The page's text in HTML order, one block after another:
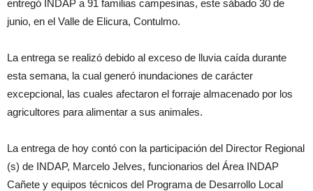
entregó INDAP a 91 familias campesinas, este sábado 30 de
junio, en el Valle de Elicura, Contulmo.
La entrega se realizó debido al exceso de lluvia caída durante
esta semana, la cual generó inundaciones de carácter
excepcional, las cuales afectaron el forraje almacenado por los
agricultores para alimentar a sus animales.
La entrega de hoy contó con la participación del Director Regional
(s) de INDAP, Marcelo Jelves, funcionarios del Área INDAP
Cañete y equipos técnicos del Programa de Desarrollo Local